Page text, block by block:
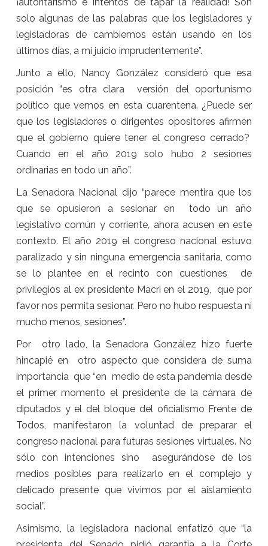
¡autoritarismo e intentos de tapar la realidad! Son
solo algunas de las palabras que los legisladores y
legisladoras de cambiemos están usando en los
últimos días, a mi juicio imprudentemente”.
Junto a ello, Nancy González consideró que esa
posición “es otra clara versión del oportunismo
político que vemos en esta cuarentena. ¿Puede ser
que los legisladores o dirigentes opositores afirmen
que el gobierno quiere tener el congreso cerrado?
Cuando en el año 2019 solo hubo 2 sesiones
ordinarias en todo un año”.
La Senadora Nacional dijo “parece mentira que los
que se opusieron a sesionar en todo un año
legislativo común y corriente, ahora acusen en este
contexto. El año 2019 el congreso nacional estuvo
paralizado y sin ninguna emergencia sanitaria, como
se lo plantee en el recinto con cuestiones de
privilegios al ex presidente Macri en el 2019, que por
favor nos permita sesionar. Pero no hubo respuesta ni
mucho menos, sesiones”.
Por otro lado, la Senadora González hizo fuerte
hincapié en otro aspecto que considera de suma
importancia que “en medio de esta pandemia desde
el primer momento el presidente de la cámara de
diputados y el del bloque del oficialismo Frente de
Todos, manifestaron la voluntad de preparar el
congreso nacional para futuras sesiones virtuales. No
sólo con intenciones sino asegurándose de los
medios posibles para realizarlo en el complejo y
delicado presente que vivimos por el aislamiento
social”.
Asimismo, la legisladora nacional enfatizó que “la